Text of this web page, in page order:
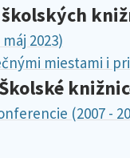
2023)
miestami i
(2007 -